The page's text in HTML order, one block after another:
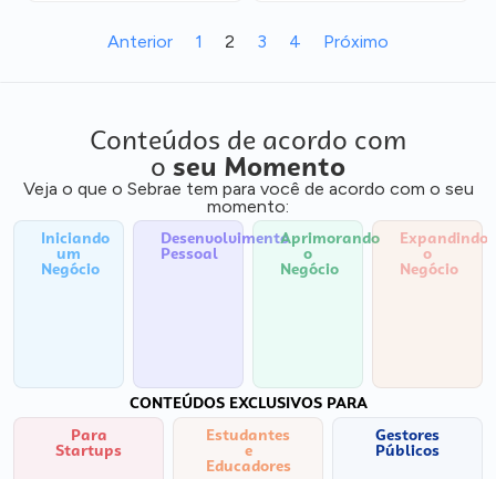
Anterior 1 2 3 4 Próximo
Conteúdos de acordo com
o seu Momento
Veja o que o Sebrae tem para você de acordo com o seu
momento:
Iniciando
um
Negócio
Desenvolvimento
Pessoal
Aprimorando
o
Negócio
Expandindo
o
Negócio
CONTEÚDOS EXCLUSIVOS PARA
Para
Startups
Estudantes
e
Educadores
Gestores
Públicos